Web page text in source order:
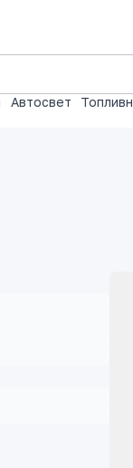
Автосвет